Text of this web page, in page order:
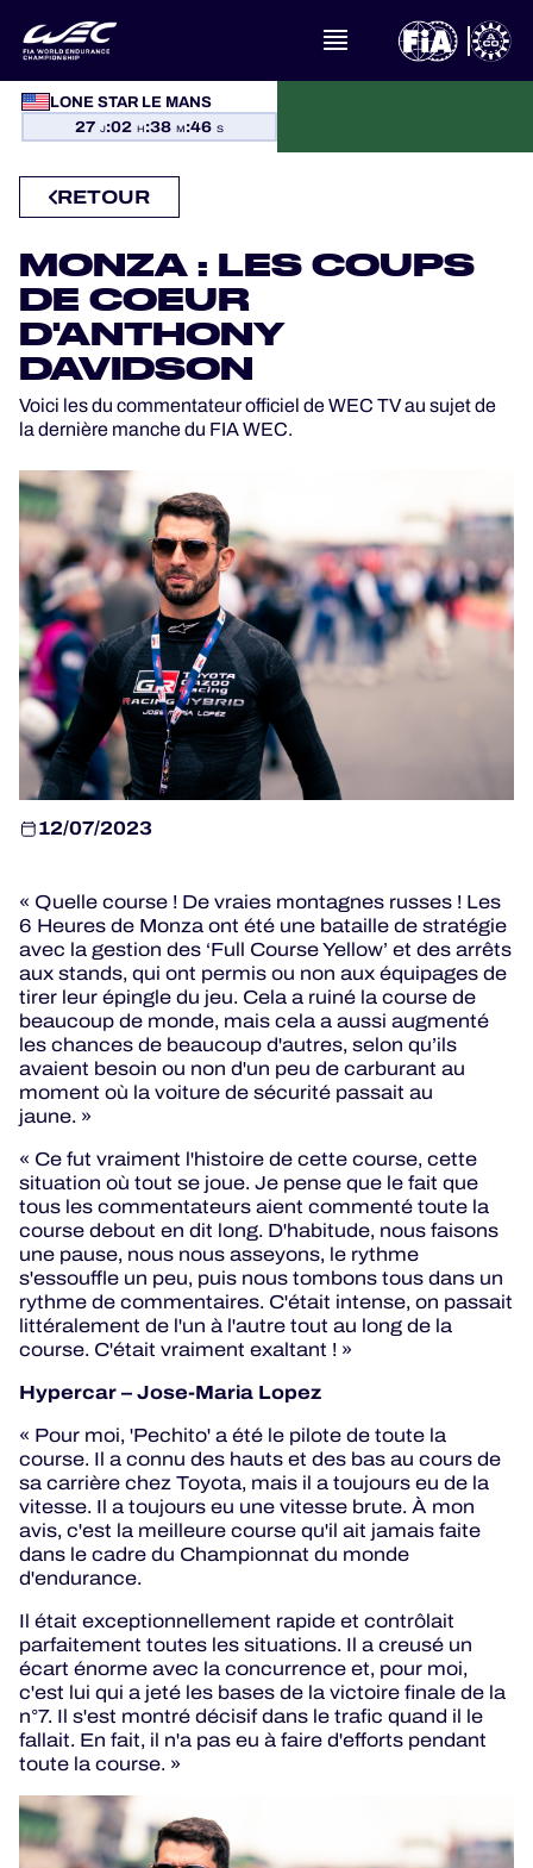
LONE STAR LE MANS
27 J:02 H:38 M:45 S
À PROPOS DU FIA WEC
ACTUALITÉS
CALENDRIER
CLASSEMENTS
RÉSULTATS
LA GRILLE
OÙ REGARDER
PROGRAMMES OFFICIELS
JEU OFFICIEL
HOSPITALITÉS
BILLETTERIE
24H LEMANS
ELMS
MLMC
ALMS
RETOUR
MONZA : LES COUPS
DE COEUR
D'ANTHONY
DAVIDSON
Voici les du commentateur officiel de WEC TV au sujet de
la dernière manche du FIA WEC.
12/07/2023
« Quelle course ! De vraies montagnes russes ! Les
6 Heures de Monza ont été une bataille de stratégie
avec la gestion des ‘Full Course Yellow’ et des arrêts
aux stands, qui ont permis ou non aux équipages de
tirer leur épingle du jeu. Cela a ruiné la course de
beaucoup de monde, mais cela a aussi augmenté
les chances de beaucoup d'autres, selon qu’ils
avaient besoin ou non d'un peu de carburant au
moment où la voiture de sécurité passait au
jaune. »
« Ce fut vraiment l'histoire de cette course, cette
situation où tout se joue. Je pense que le fait que
tous les commentateurs aient commenté toute la
course debout en dit long. D'habitude, nous faisons
une pause, nous nous asseyons, le rythme
s'essouffle un peu, puis nous tombons tous dans un
rythme de commentaires. C'était intense, on passait
littéralement de l'un à l'autre tout au long de la
course. C'était vraiment exaltant ! »
Hypercar – Jose-Maria Lopez
« Pour moi, 'Pechito' a été le pilote de toute la
course. Il a connu des hauts et des bas au cours de
sa carrière chez Toyota, mais il a toujours eu de la
vitesse. Il a toujours eu une vitesse brute. À mon
avis, c'est la meilleure course qu'il ait jamais faite
dans le cadre du Championnat du monde
d'endurance.
Il était exceptionnellement rapide et contrôlait
parfaitement toutes les situations. Il a creusé un
écart énorme avec la concurrence et, pour moi,
c'est lui qui a jeté les bases de la victoire finale de la
n°7. Il s'est montré décisif dans le trafic quand il le
fallait. En fait, il n'a pas eu à faire d'efforts pendant
toute la course. »